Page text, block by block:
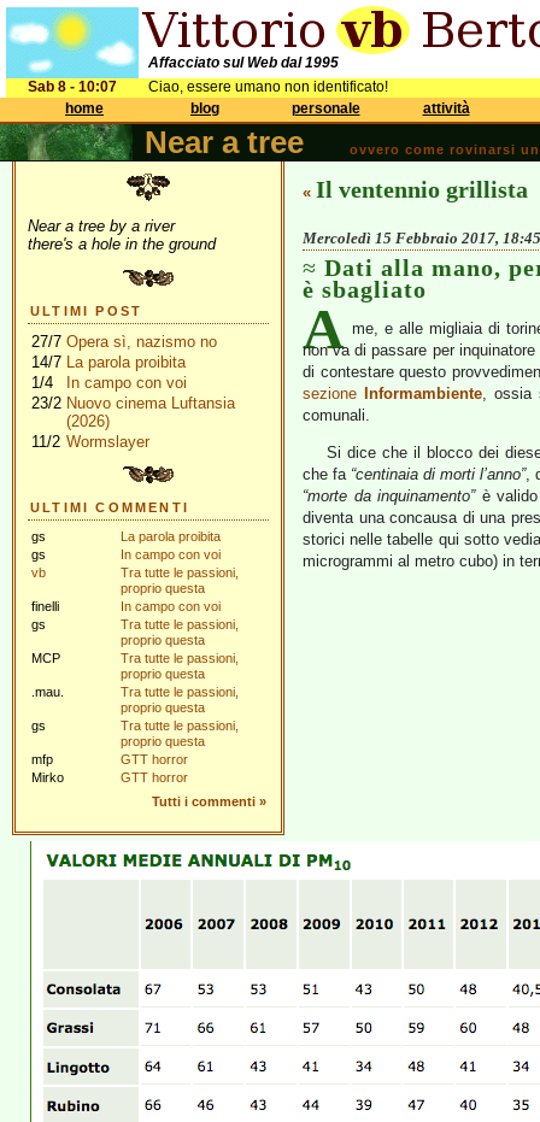
Affacciato sul Web dal 1995
Sab 8 - 10:07
Ciao, essere umano non identificato!
home
blog personale attività
Near a tree ovvero come rovinarsi
Near a tree by a river
there's a hole in the ground
ULTIMI POST
27/7 Opera sì, nazismo no
14/7 La parola proibita
1/4
In campo con voi
23/2 Nuovo cinema Luftansia
(2026)
11/2 Wormslayer
ULTIMI COMMENTI
gs
La parola proibita
gs
In campo con voi
vb
Tra tutte le passioni,
proprio questa
finelli
In campo con voi
gs
Tra tutte le passioni,
proprio questa
MCP
Tra tutte le passioni,
proprio questa
.mau.
Tra tutte le passioni,
proprio questa
gs
Tra tutte le passioni,
proprio questa
mfp
GTT horror
Mirko
GTT horror
Tutti i commenti »
« Il ventennio grillista
Mercoledì 15 Febbraio 2017, 18:45
Dati alla mano,
è sbagliato
A me, e alle migliaia di
non va di passare per
di contestare questo
sezione
Informambiente, ossia
comunali.
Si dice che il blocco dei
che fa “centinaia di morti l’anno”,
“morte da inquinamento”è valido
diventa una concausa di una
storici nelle tabelle qui sotto
microgrammi al metro cubo) in